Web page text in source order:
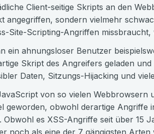
Client-seitige Skripts an den
angegriffen, sondern vielmehr
Site-Scripting-Angriffen
ein ahnungsloser Benutzer
Skript des Angreifers geladen
Daten, Sitzungs-Hijacking und
von so vielen
geworden, obwohl derartige Angriffe
Obwohl es XSS-Angriffe seit über 15
noch als eine der 7 gängigsten